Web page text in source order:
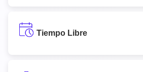
Tiempo Libre